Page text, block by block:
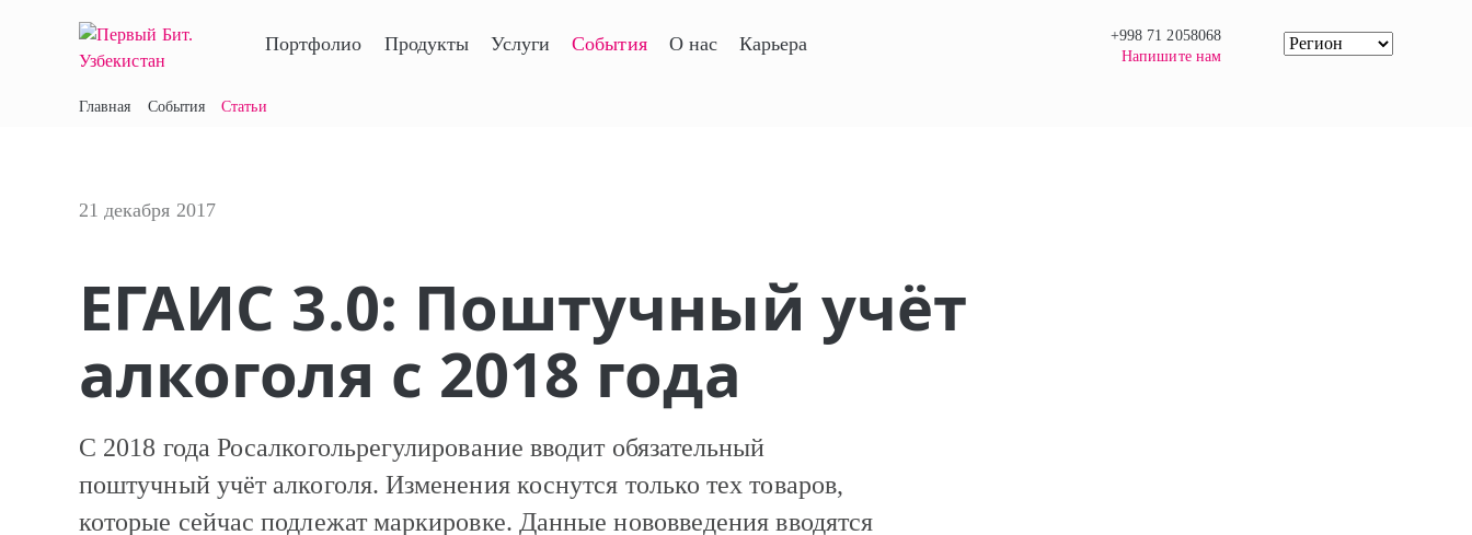
Портфолио Продукты Услуги События О нас Карьера
+998 71 2058068
Напишите нам
Главная События Статьи
21 декабря 2017
ЕГАИС 3.0: Поштучный учёт
алкоголя с 2018 года
С 2018 года Росалкогольрегулирование вводит обязательный
поштучный учёт алкоголя. Изменения коснутся только тех товаров,
которые сейчас подлежат маркировке. Данные нововведения вводятся